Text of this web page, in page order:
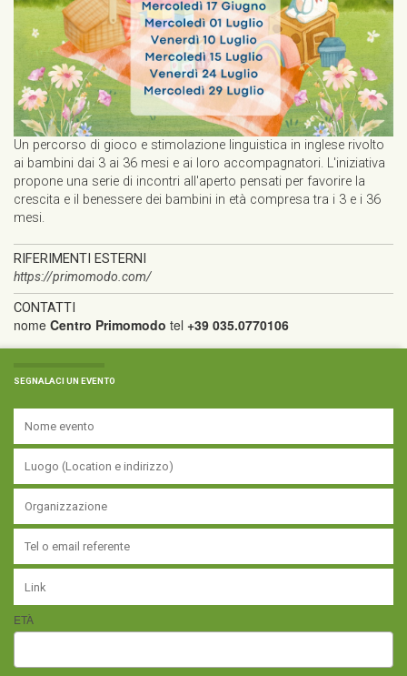
Un percorso di gioco e stimolazione linguistica in inglese rivolto
ai bambini dai 3 ai 36 mesi e ai loro accompagnatori. L'iniziativa
propone una serie di incontri all'aperto pensati per favorire la
crescita e il benessere dei bambini in età compresa tra i 3 e i 36
mesi.
RIFERIMENTI ESTERNI
https://primomodo.com/
CONTATTI
nome Centro Primomodo tel +39 035.0770106
SEGNALACI UN EVENTO
ETÀ